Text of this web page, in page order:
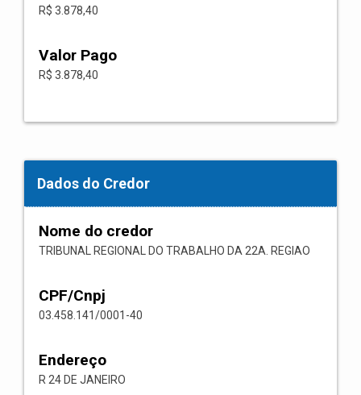
R$ 3.878,40
Valor Pago
R$ 3.878,40
Dados do Credor
Nome do credor
TRIBUNAL REGIONAL DO TRABALHO DA 22A. REGIAO
CPF/Cnpj
03.458.141/0001-40
Endereço
R 24 DE JANEIRO